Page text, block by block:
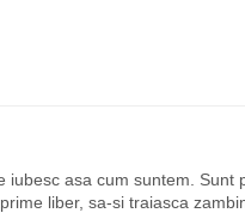
iubesc asa cum suntem.
liber, sa-si traiasca